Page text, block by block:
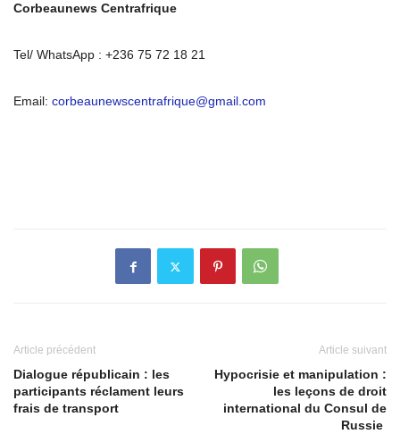
Corbeaunews Centrafrique
Tel/ WhatsApp : +236 75 72 18 21
Email: corbeaunewscentrafrique@gmail.com
Article précédent
Dialogue républicain : les
participants réclament leurs
frais de transport
Article suivant
Hypocrisie et manipulation :
les leçons de droit
international du Consul de
Russie